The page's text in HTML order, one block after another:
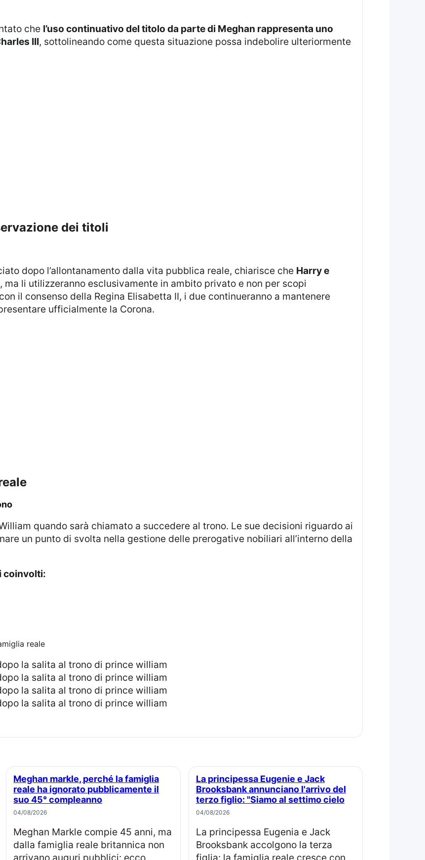
che l’uso continuativo del titolo da parte di Meghan rappresenta uno
III, sottolineando come questa situazione possa indebolire ulteriormente
dei titoli
dopo l’allontanamento dalla vita pubblica reale, chiarisce che Harry e
, ma li utilizzeranno esclusivamente in ambito privato e non per scopi
il consenso della Regina Elisabetta II, i due continueranno a mantenere
ufficialmente la Corona.
un punto di svolta nella gestione delle prerogative nobiliari all’interno della
coinvolti:
reale
Meghan markle, perché la famiglia
reale ha ignorato pubblicamente il
suo 45° compleanno
04/08/2026
Meghan Markle compie 45 anni, ma
dalla famiglia reale britannica non
La principessa Eugenie e Jack
Brooksbank annunciano l'arrivo del
terzo figlio: "Siamo al settimo cielo
04/08/2026
La principessa Eugenia e Jack
Brooksbank accolgono la terza